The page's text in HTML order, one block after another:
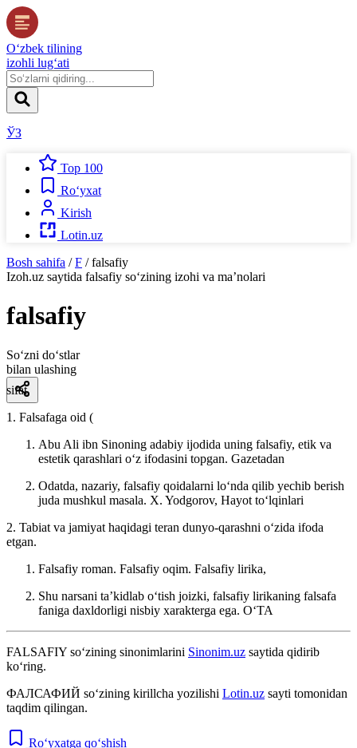
O‘zbek tilining
izohli lug‘ati
ЎЗ
Top 100
Ro‘yxat
Kirish
Lotin.uz
Bosh sahifa / F / falsafiy
Izoh.uz saytida falsafiy so‘zining izohi va ma’nolari
falsafiy
So‘zni do‘stlar
bilan ulashing
sifat
1. Falsafaga oid (
Abu Ali ibn Sinoning adabiy ijodida uning falsafiy, etik va
estetik qarashlari oʻz ifodasini topgan. Gazetadan
Odatda, nazariy, falsafiy qoidalarni loʻnda qilib yechib berish
juda mushkul masala. X. Yodgorov, Hayot toʻlqinlari
2. Tabiat va jamiyat haqidagi teran dunyo-qarashni oʻzida ifoda
etgan.
Falsafiy roman. Falsafiy oqim. Falsafiy lirika,
Shu narsani taʼkidlab oʻtish joizki, falsafiy lirikaning falsafa
faniga daxldorligi nisbiy xarakterga ega. OʻTA
FALSAFIY so‘zining sinonimlarini Sinonim.uz saytida qidirib
ko‘ring.
ФАЛСАФИЙ so‘zining kirillcha yozilishi Lotin.uz sayti tomonidan
taqdim qilingan.
Ro‘yxatga qo‘shish